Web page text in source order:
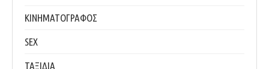
ΚΙΝΗΜΑΤΟΓΡΑΦΟΣ
SEX
ΤΑΞΙΔΙΑ